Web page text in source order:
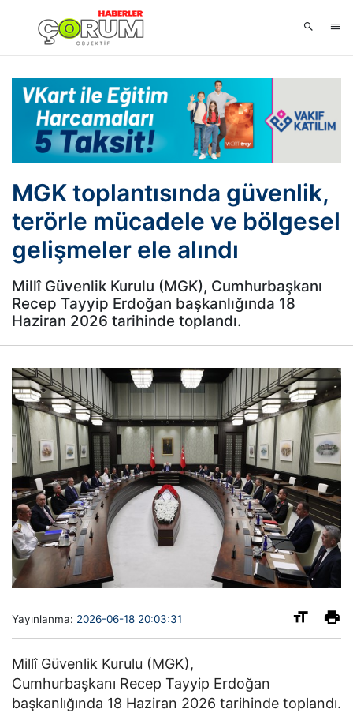
MGK toplantısında güvenlik,
terörle mücadele ve bölgesel
gelişmeler ele alındı
Millî Güvenlik Kurulu (MGK), Cumhurbaşkanı
Recep Tayyip Erdoğan başkanlığında 18
Haziran 2026 tarihinde toplandı.
Yayınlanma: 2026-06-18 20:03:31
Millî Güvenlik Kurulu (MGK),
Cumhurbaşkanı Recep Tayyip Erdoğan
başkanlığında 18 Haziran 2026 tarihinde toplandı.